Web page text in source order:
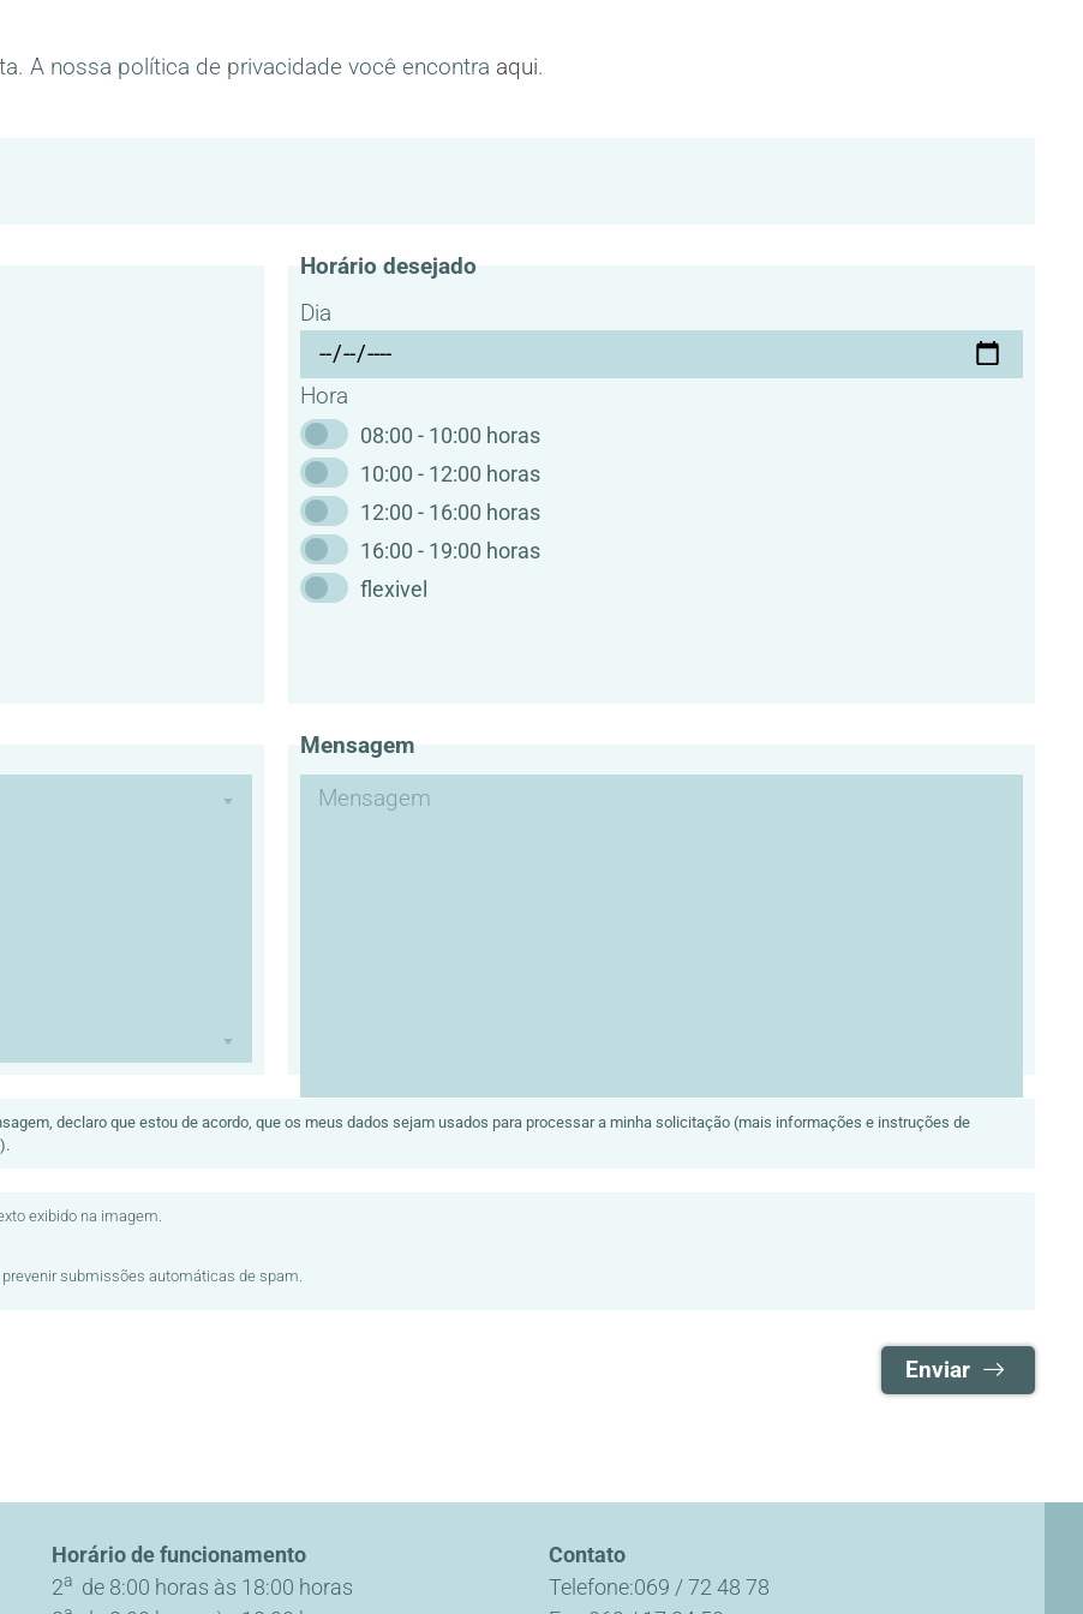
A nossa política de privacidade você encontra aqui.
Horário desejado
Dia
Hora
08:00 - 10:00 horas
10:00 - 12:00 horas
12:00 - 16:00 horas
16:00 - 19:00 horas
flexivel
Mensagem
Mensagem
declaro que estou de acordo, que os meus dados sejam usados para processar a minha solicitação (mais informações e instruções de
).
exibido na imagem.
submissões automáticas de spam.
Enviar
Horário de funcionamento
2a de 8:00 horas às 18:00 horas
Contato
Telefone 069 / 72 48 78